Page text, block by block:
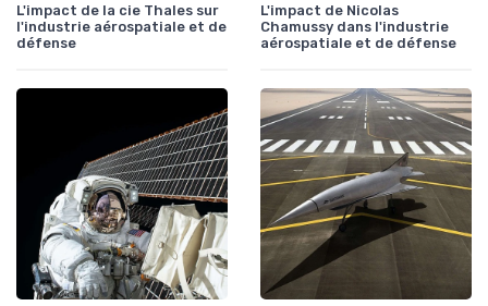
L'impact de la cie Thales sur
l'industrie aérospatiale et de
défense
L'impact de Nicolas
Chamussy dans l'industrie
aérospatiale et de défense